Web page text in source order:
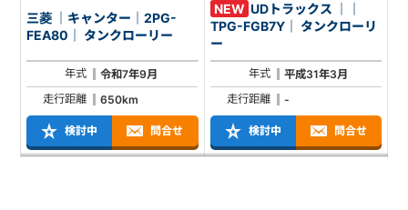
三菱 ｜キャンター｜2PG-
FEA80｜ タンクローリー
年式
令和7年9月
走行距離
650km
検討中 問合せ
NEW UDトラックス ｜｜
TPG-FGB7Y｜ タンクローリ
ー
年式
平成31年3月
走行距離
-
検討中 問合せ